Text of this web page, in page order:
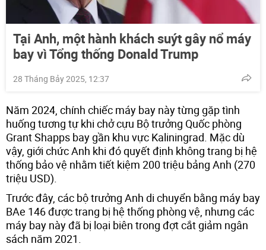
Tại Anh, một hành khách suýt gây nổ máy
bay vì Tổng thống Donald Trump
28 Tháng Bảy 2025, 12:37
Năm 2024, chính chiếc máy bay này từng gặp tình
huống tương tự khi chở cựu Bộ trưởng Quốc phòng
Grant Shapps bay gần khu vực Kaliningrad. Mặc dù
vậy, giới chức Anh khi đó quyết định không trang bị hệ
thống bảo vệ nhằm tiết kiệm 200 triệu bảng Anh (270
triệu USD).
Trước đây, các bộ trưởng Anh di chuyển bằng máy bay
BAe 146 được trang bị hệ thống phòng vệ, nhưng các
máy bay này đã bị loại biên trong đợt cắt giảm ngân
sách năm 2021.